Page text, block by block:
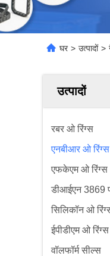
घर > उत्पादों >
उत्पादों
रबर ओ रिंग्स
एनबीआर ओ रिंग्स
एफकेएम ओ रिंग्स
डीआईएन 3869
सिलिकॉन ओ
ईपीडीएम ओ रिंग्स
वॉलफॉर्म सील्स